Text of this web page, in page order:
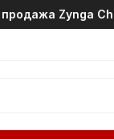
Zynga